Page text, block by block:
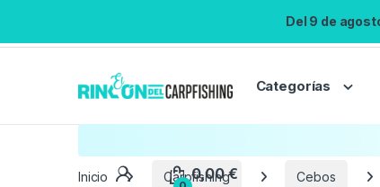
Del 9 de
Categorías
Inicio Carpfishing Cebos